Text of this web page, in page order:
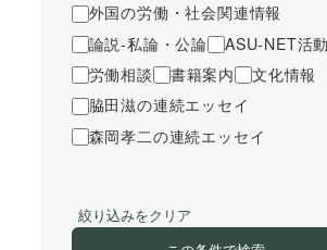
外国の労働・社会関連情報
論説-私論・公論
ASU-NET活
労働相談
書籍案内
文化情報
脇田滋の連続エッセイ
森岡孝二の連続エッセイ
絞り込みをクリア